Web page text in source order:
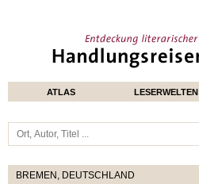
ATLAS LESERWELTEN
BREMEN, DEUTSCHLAND